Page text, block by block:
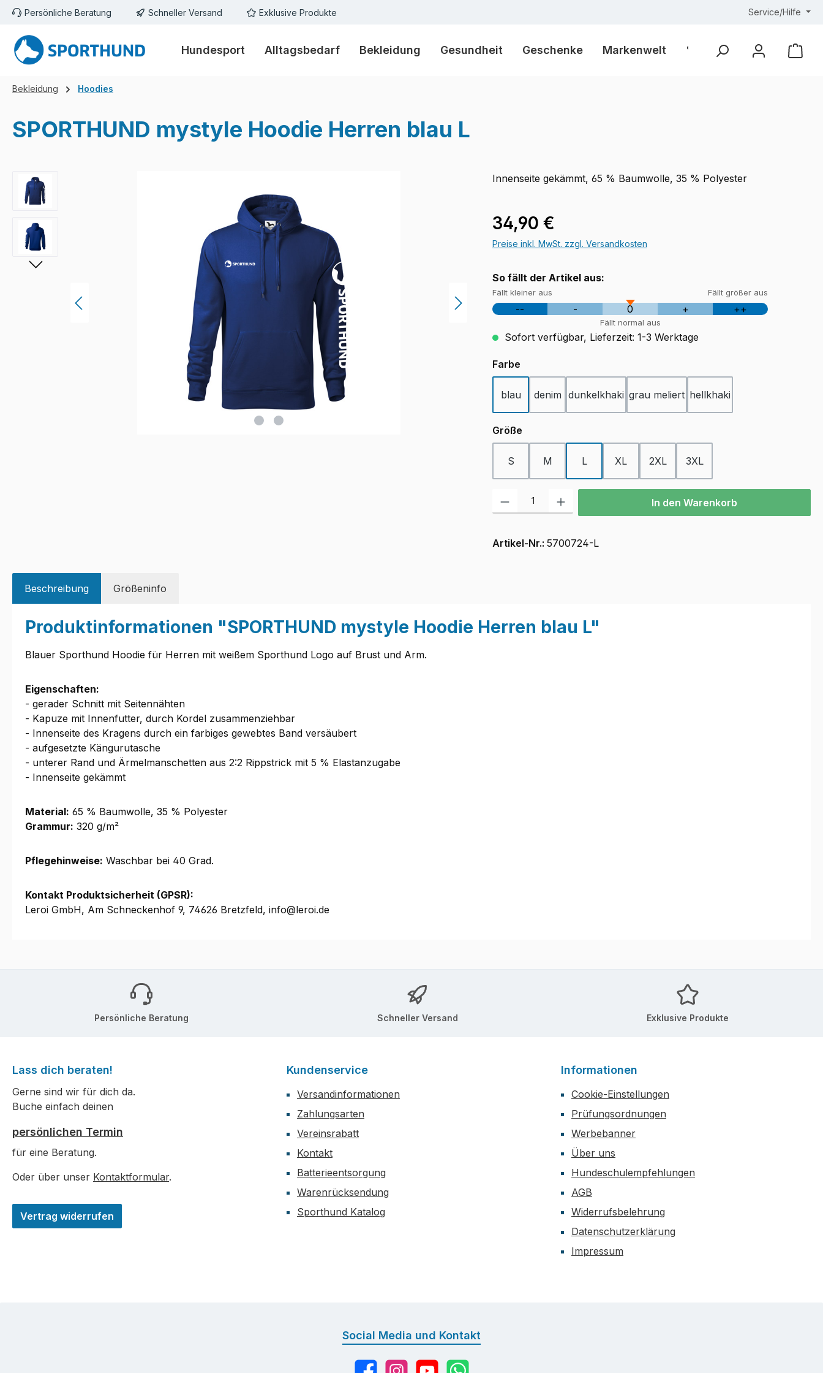
Hauptinhalt springen
Zur Suche springen
Zur Hauptnavigation springen
Persönliche Beratung Schneller Versand Exklusive Produkte Service/Hilfe
Hundesport Alltagsbedarf Bekleidung Gesundheit Geschenke Markenwelt % Outlet %
Bekleidung Hoodies
SPORTHUND mystyle Hoodie Herren blau L
Bildergalerie überspringen Innenseite gekämmt, 65 % Baumwolle, 35 % Polyester
Regulärer Preis:
34,90 €
Preise inkl. MwSt. zzgl. Versandkosten
So fällt der Artikel aus:
Fällt kleiner aus Fällt größer aus
-- - 0 + ++
Fällt normal aus
Sofort verfügbar, Lieferzeit: 1-3 Werktage
Farbe
blau denim dunkelkhaki grau meliert hellkhaki
Größe
S M L XL 2XL 3XL
Produkt Anzahl: Gib den gewünschten Wert ein oder benutze die Schaltflächen
In den Warenkorb
Artikel-Nr.: 5700724-L
Beschreibung Größeninfo
Produktinformationen "SPORTHUND mystyle Hoodie Herren blau L"
Blauer Sporthund Hoodie für Herren mit weißem Sporthund Logo auf Brust und Arm.
Eigenschaften:
- gerader Schnitt mit Seitennähten
- Kapuze mit Innenfutter, durch Kordel zusammenziehbar
- Innenseite des Kragens durch ein farbiges gewebtes Band versäubert
- aufgesetzte Kängurutasche
- unterer Rand und Ärmelmanschetten aus 2:2 Rippstrick mit 5 % Elastanzugabe
- Innenseite gekämmt
Material: 65 % Baumwolle, 35 % Polyester
Grammur: 320 g/m²
Pflegehinweise: Waschbar bei 40 Grad.
Kontakt Produktsicherheit (GPSR):
Leroi GmbH, Am Schneckenhof 9, 74626 Bretzfeld, info@leroi.de
Persönliche Beratung Schneller Versand Exklusive Produkte
Lass dich beraten!
Gerne sind wir für dich da.
Buche einfach deinen
persönlichen Termin
für eine Beratung.
Oder über unser Kontaktformular.
Vertrag widerrufen
Kundenservice
Versandinformationen
Zahlungsarten
Vereinsrabatt
Kontakt
Batterieentsorgung
Warenrücksendung
Sporthund Katalog
Informationen
Cookie-Einstellungen
Prüfungsordnungen
Werbebanner
Über uns
Hundeschulempfehlungen
AGB
Widerrufsbelehrung
Datenschutzerklärung
Impressum
Social Media und Kontakt